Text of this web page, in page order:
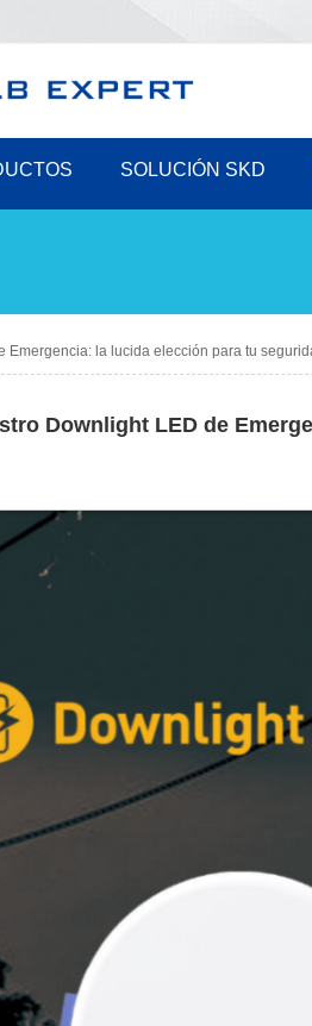
SOLUCIÓN SKD
Emergencia: la lucida elección para tu
Downlight LED de